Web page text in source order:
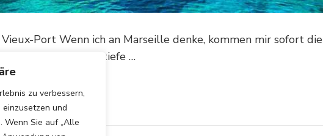
zu verbessern,
und
Wenn Sie auf „Alle
Port Wenn ich an Marseille denke, kommen mir sofort die
in den Sinn – das tiefe …